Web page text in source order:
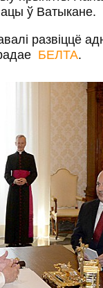
ў Ватыкане.
развіццё
БЕЛТА.